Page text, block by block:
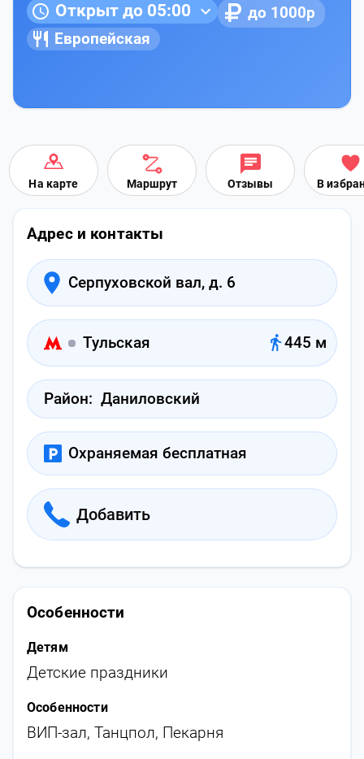
Открыт до 05:00
до 1000р
Европейская
На карте Маршрут Отзывы В
Адрес и контакты
Серпуховской вал, д. 6
Тульская 445 м
Район: Даниловский
Охраняемая бесплатная
Добавить
Особенности
Детям
Детские праздники
Особенности
ВИП-зал, Танцпол, Пекарня